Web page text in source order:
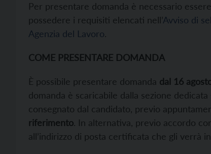
Per presentare domanda è necessario
possedere i requisiti elencati nell’Avviso di
Agenzia del Lavoro.
COME PRESENTARE DOMANDA
È possibile presentare domanda dal 16
domanda è scaricabile dalla sezione
consegnato dal candidato, previo
riferimento. In alternativa, previo accordo
all’indirizzo di posta certificata che gli verrà